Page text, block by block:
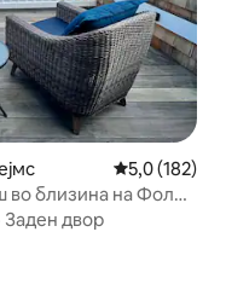
Просечна
5,0 (182)
во близина на Фоли
Заден двор